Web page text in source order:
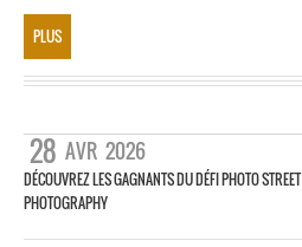
PLUS
28 AVR 2026
DÉCOUVREZ LES GAGNANTS DU DÉFI PHOTO STREET
PHOTOGRAPHY